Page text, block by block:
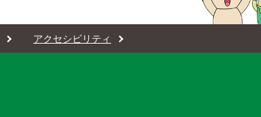
アクセシビリティ